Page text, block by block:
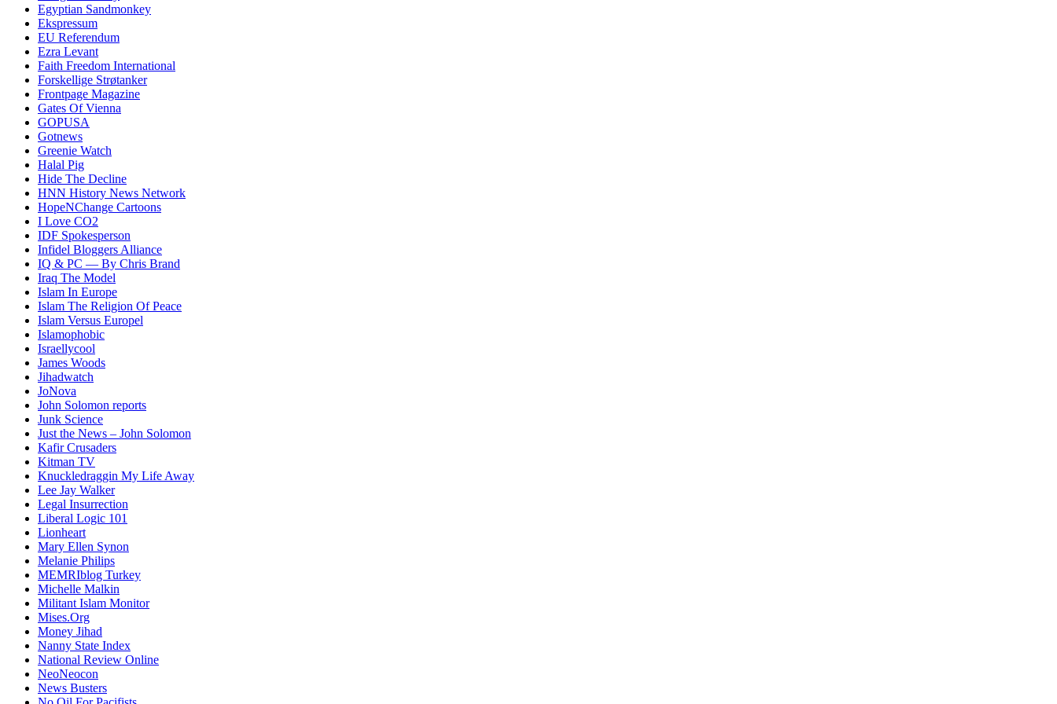
Egyptian Sandmonkey
Ekspressum
EU Referendum
Ezra Levant
Faith Freedom International
Forskellige Strøtanker
Frontpage Magazine
Gates Of Vienna
GOPUSA
Gotnews
Greenie Watch
Halal Pig
Hide The Decline
HNN History News Network
HopeNChange Cartoons
I Love CO2
IDF Spokesperson
Infidel Bloggers Alliance
IQ & PC — By Chris Brand
Iraq The Model
Islam In Europe
Islam The Religion Of Peace
Islam Versus Europel
Islamophobic
Israellycool
James Woods
Jihadwatch
JoNova
John Solomon reports
Junk Science
Just the News – John Solomon
Kafir Crusaders
Kitman TV
Knuckledraggin My Life Away
Lee Jay Walker
Legal Insurrection
Liberal Logic 101
Lionheart
Mary Ellen Synon
Melanie Philips
MEMRIblog Turkey
Michelle Malkin
Militant Islam Monitor
Mises.Org
Money Jihad
Nanny State Index
National Review Online
NeoNeocon
News Busters